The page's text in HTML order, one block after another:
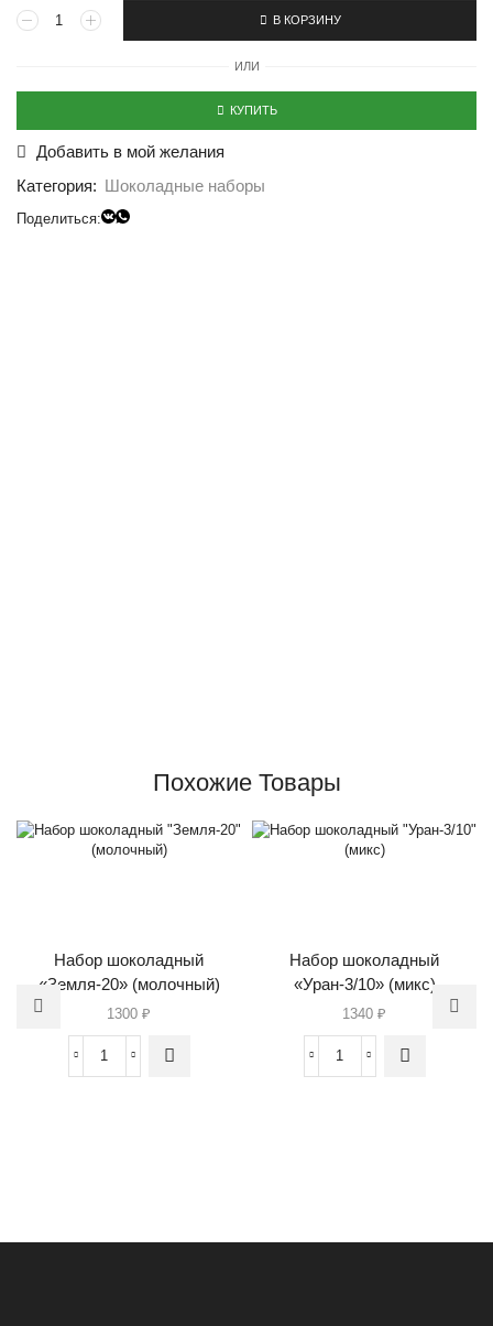
В КОРЗИНУ
ИЛИ
КУПИТЬ
Добавить в мой желания
Категория:
Шоколадные наборы
Поделиться:
Похожие Товары
Набор шоколадный
«Земля-20» (молочный)
1300 ₽
Набор шоколадный
«Уран-3/10» (микс)
1340 ₽